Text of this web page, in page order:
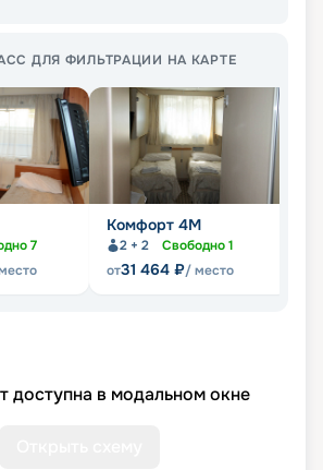
ДЛЯ ФИЛЬТРАЦИИ НА КАРТЕ
7
Комфорт 4M
2 + 2 Свободно1
от31 464 ₽/ место
доступна в модальном окне